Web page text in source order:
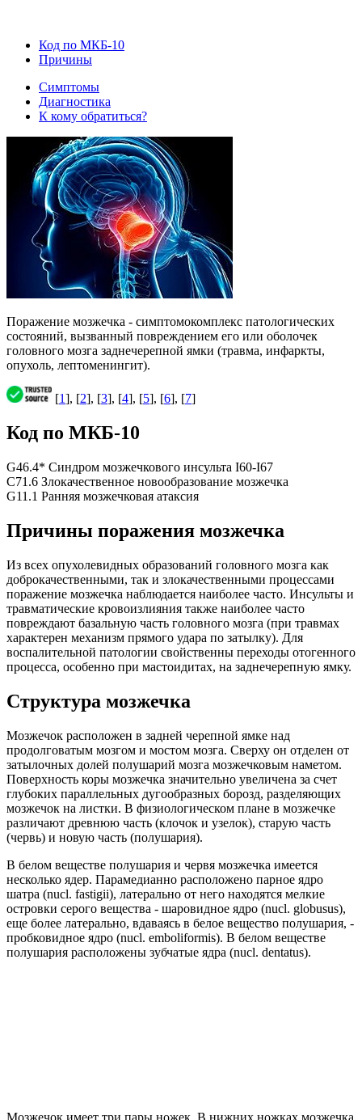
Код по МКБ-10
Причины
Симптомы
Диагностика
К кому обратиться?
Поражение мозжечка - симптомокомплекс патологических
состояний, вызванный повреждением его или оболочек
головного мозга заднечерепной ямки (травма, инфаркты,
опухоль, лептоменингит).
[1], [2], [3], [4], [5], [6], [7]
Код по МКБ-10
G46.4* Синдром мозжечкового инсульта I60-I67
C71.6 Злокачественное новообразование мозжечка
G11.1 Ранняя мозжечковая атаксия
Причины поражения мозжечка
Из всех опухолевидных образований головного мозга как
доброкачественными, так и злокачественными процессами
поражение мозжечка наблюдается наиболее часто. Инсульты и
травматические кровоизлияния также наиболее часто
повреждают базальную часть головного мозга (при травмах
характерен механизм прямого удара по затылку). Для
воспалительной патологии свойственны переходы отогенного
процесса, особенно при мастоидитах, на заднечерепную ямку.
Структура мозжечка
Мозжечок расположен в задней черепной ямке над
продолговатым мозгом и мостом мозга. Сверху он отделен от
затылочных долей полушарий мозга мозжечковым наметом.
Поверхность коры мозжечка значительно увеличена за счет
глубоких параллельных дугообразных борозд, разделяющих
мозжечок на листки. В физиологическом плане в мозжечке
различают древнюю часть (клочок и узелок), старую часть
(червь) и новую часть (полушария).
В белом веществе полушария и червя мозжечка имеется
несколько ядер. Парамедианно расположено парное ядро
шатра (nucl. fastigii), латерально от него находятся мелкие
островки серого вещества - шаровидное ядро (nucl. globusus),
еще более латерально, вдаваясь в белое вещество полушария, -
пробковидное ядро (nucl. emboliformis). В белом веществе
полушария расположены зубчатые ядра (nucl. dentatus).
Мозжечок имеет три пары ножек. В нижних ножках мозжечка